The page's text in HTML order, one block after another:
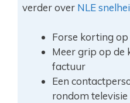
verder over NLE
Forse korting
Meer grip op de
factuur
Een
rondom